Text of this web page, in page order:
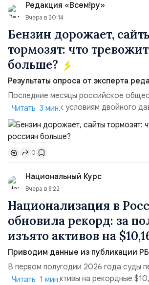
Редакция «Всем!ру»
Вчера в 20:14
Бензин дорожает,
тормозят: что
больше?
Результаты опроса от эксперта
Последние месяцы российское
адаптируется к условиям двойного
стороны, происходит рост цен на
необходимости, инфляция и локальные
поставках бензина. А с другой –
турбулентность: перебои в работе
блокировки сайтов, необходимость
российские платформы.Что из этого
Читать 3 мин.
0
Национальный Курс
Вчера в 8:22
Национализация в
обновила рекорд: за
изъято активов на
Приводим данные из публикации
В первом полугодии 2026 года суды
государству активы на рекордные
Читать 1 мин.